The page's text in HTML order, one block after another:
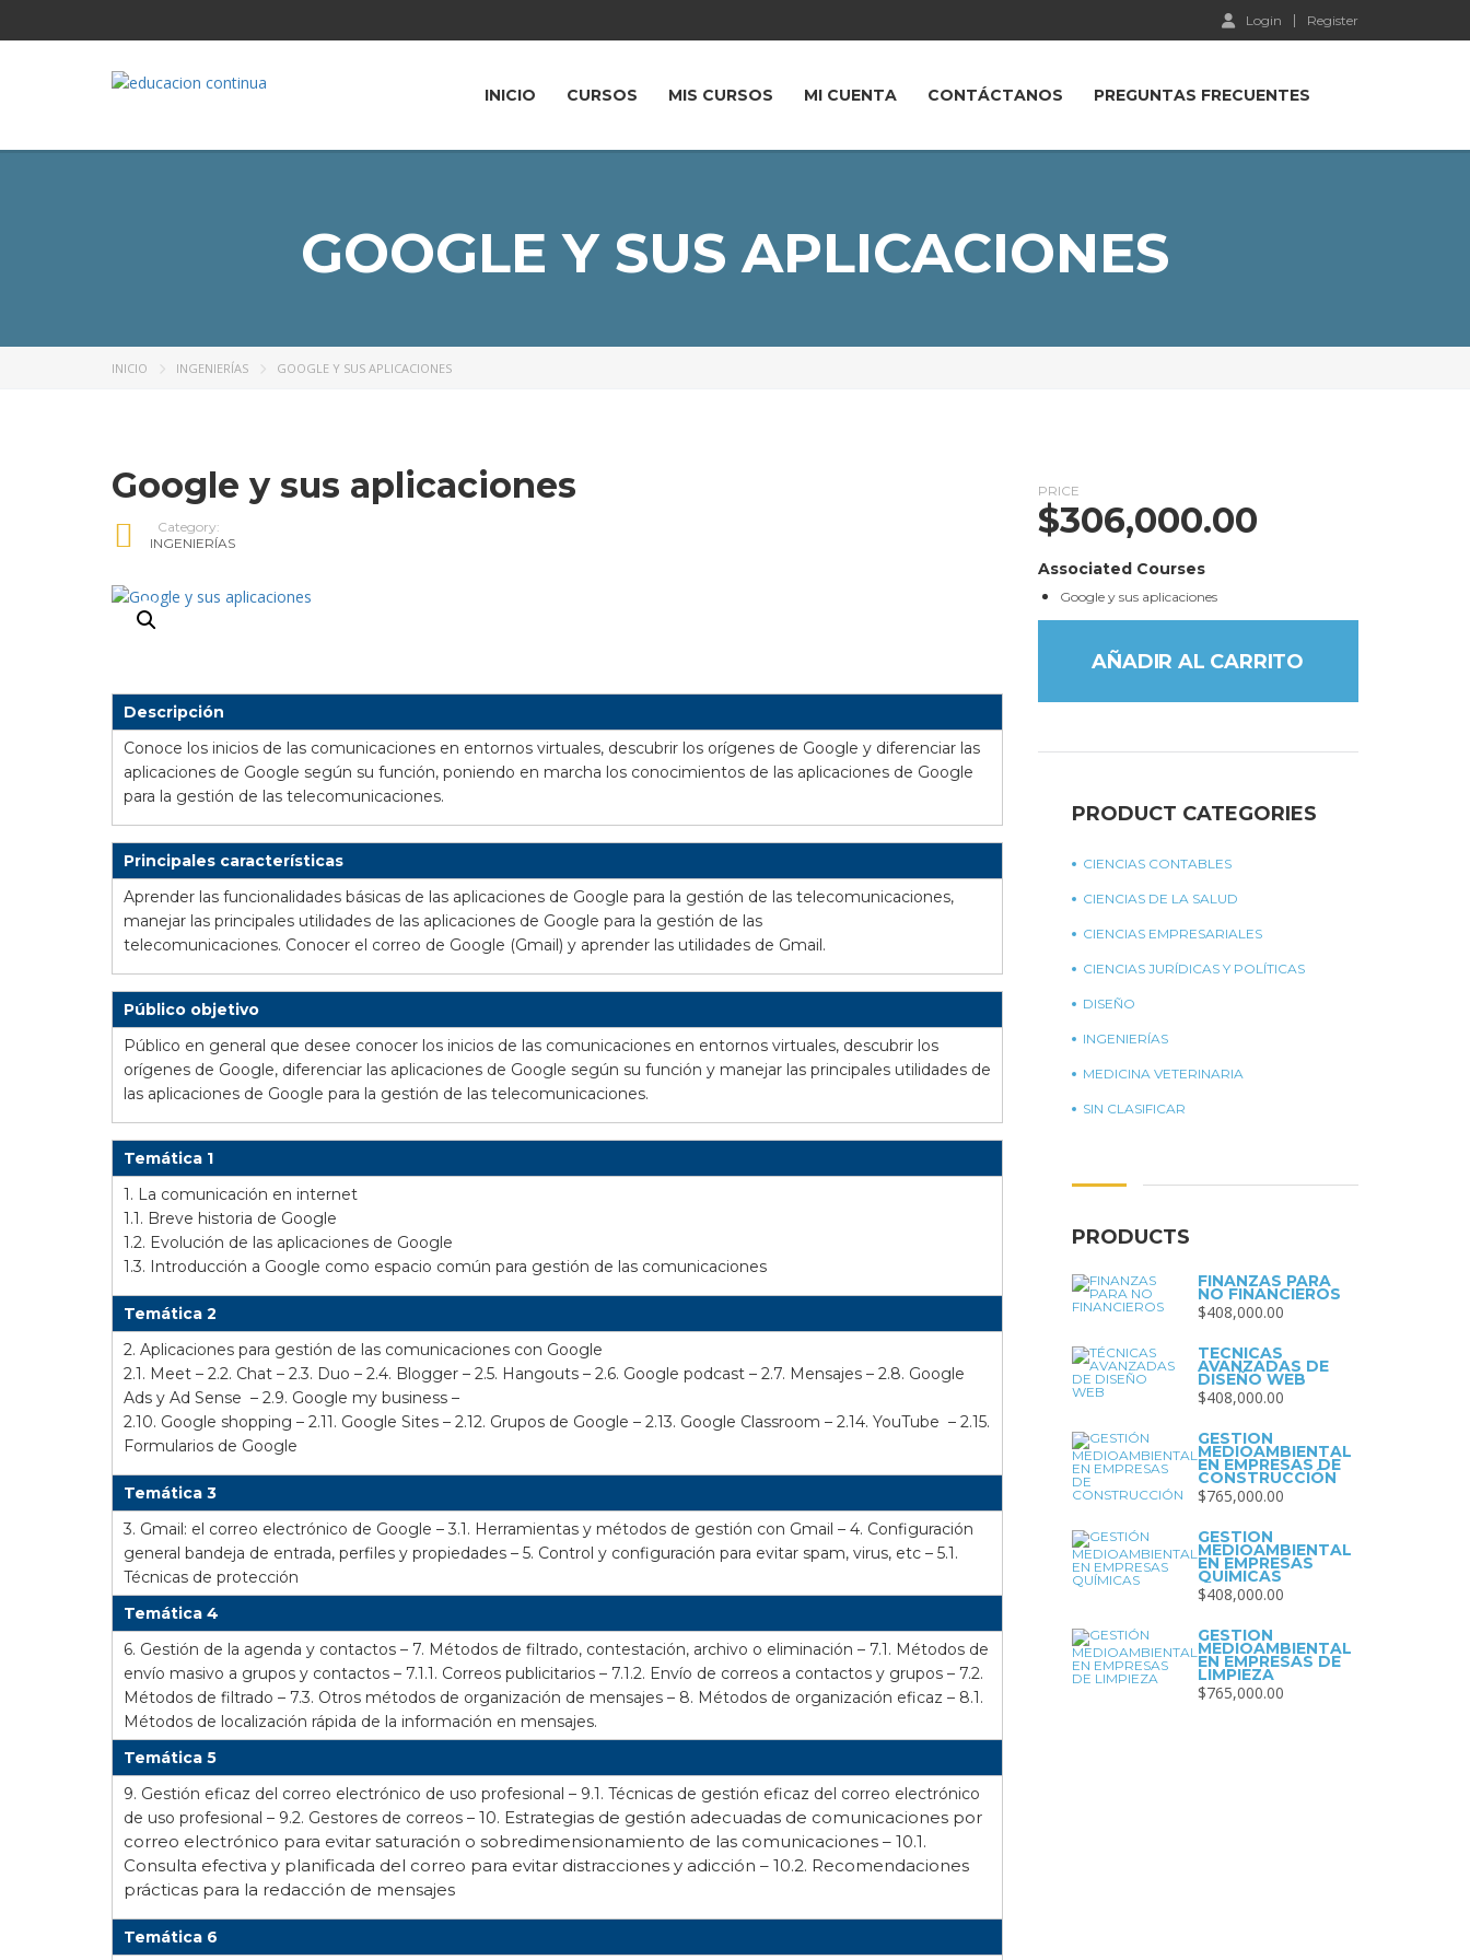
Login Register
INICIO CURSOS MIS CURSOS MI CUENTA CONTÁCTANOS PREGUNTAS FRECUENTES
GOOGLE Y SUS APLICACIONES
INICIO INGENIERÍAS GOOGLE Y SUS APLICACIONES
Google y sus aplicaciones
Category:
INGENIERÍAS
Descripción
Conoce los inicios de las comunicaciones en entornos virtuales, descubrir los orígenes de Google y diferenciar las
aplicaciones de Google según su función, poniendo en marcha los conocimientos de las aplicaciones de Google
para la gestión de las telecomunicaciones.
Principales características
Aprender las funcionalidades básicas de las aplicaciones de Google para la gestión de las telecomunicaciones,
manejar las principales utilidades de las aplicaciones de Google para la gestión de las
telecomunicaciones. Conocer el correo de Google (Gmail) y aprender las utilidades de Gmail.
Público objetivo
Público en general que desee conocer los inicios de las comunicaciones en entornos virtuales, descubrir los
orígenes de Google, diferenciar las aplicaciones de Google según su función y manejar las principales utilidades de
las aplicaciones de Google para la gestión de las telecomunicaciones.
Temática 1
1. La comunicación en internet
1.1. Breve historia de Google
1.2. Evolución de las aplicaciones de Google
1.3. Introducción a Google como espacio común para gestión de las comunicaciones
Temática 2
2. Aplicaciones para gestión de las comunicaciones con Google
2.1. Meet – 2.2. Chat – 2.3. Duo – 2.4. Blogger – 2.5. Hangouts – 2.6. Google podcast – 2.7. Mensajes – 2.8. Google
Ads y Ad Sense – 2.9. Google my business –
2.10. Google shopping – 2.11. Google Sites – 2.12. Grupos de Google – 2.13. Google Classroom – 2.14. YouTube – 2.15.
Formularios de Google
Temática 3
3. Gmail: el correo electrónico de Google – 3.1. Herramientas y métodos de gestión con Gmail – 4. Configuración
general bandeja de entrada, perfiles y propiedades – 5. Control y configuración para evitar spam, virus, etc – 5.1.
Técnicas de protección
Temática 4
6. Gestión de la agenda y contactos – 7. Métodos de filtrado, contestación, archivo o eliminación – 7.1. Métodos de
envío masivo a grupos y contactos – 7.1.1. Correos publicitarios – 7.1.2. Envío de correos a contactos y grupos – 7.2.
Métodos de filtrado – 7.3. Otros métodos de organización de mensajes – 8. Métodos de organización eficaz – 8.1.
Métodos de localización rápida de la información en mensajes.
Temática 5
9. Gestión eficaz del correo electrónico de uso profesional – 9.1. Técnicas de gestión eficaz del correo electrónico
de uso profesional – 9.2. Gestores de correos – 10. Estrategias de gestión adecuadas de comunicaciones por
correo electrónico para evitar saturación o sobredimensionamiento de las comunicaciones – 10.1.
Consulta efectiva y planificada del correo para evitar distracciones y adicción – 10.2. Recomendaciones
prácticas para la redacción de mensajes
Temática 6
PRICE
$306,000.00
Associated Courses
Google y sus aplicaciones
AÑADIR AL CARRITO
PRODUCT CATEGORIES
CIENCIAS CONTABLES
CIENCIAS DE LA SALUD
CIENCIAS EMPRESARIALES
CIENCIAS JURÍDICAS Y POLÍTICAS
DISEÑO
INGENIERÍAS
MEDICINA VETERINARIA
SIN CLASIFICAR
PRODUCTS
FINANZAS PARA
NO FINANCIEROS
$408,000.00
TÉCNICAS
AVANZADAS DE
DISEÑO WEB
$408,000.00
GESTIÓN
MEDIOAMBIENTAL
EN EMPRESAS DE
CONSTRUCCIÓN
$765,000.00
GESTIÓN
MEDIOAMBIENTAL
EN EMPRESAS
QUÍMICAS
$408,000.00
GESTIÓN
MEDIOAMBIENTAL
EN EMPRESAS DE
LIMPIEZA
$765,000.00